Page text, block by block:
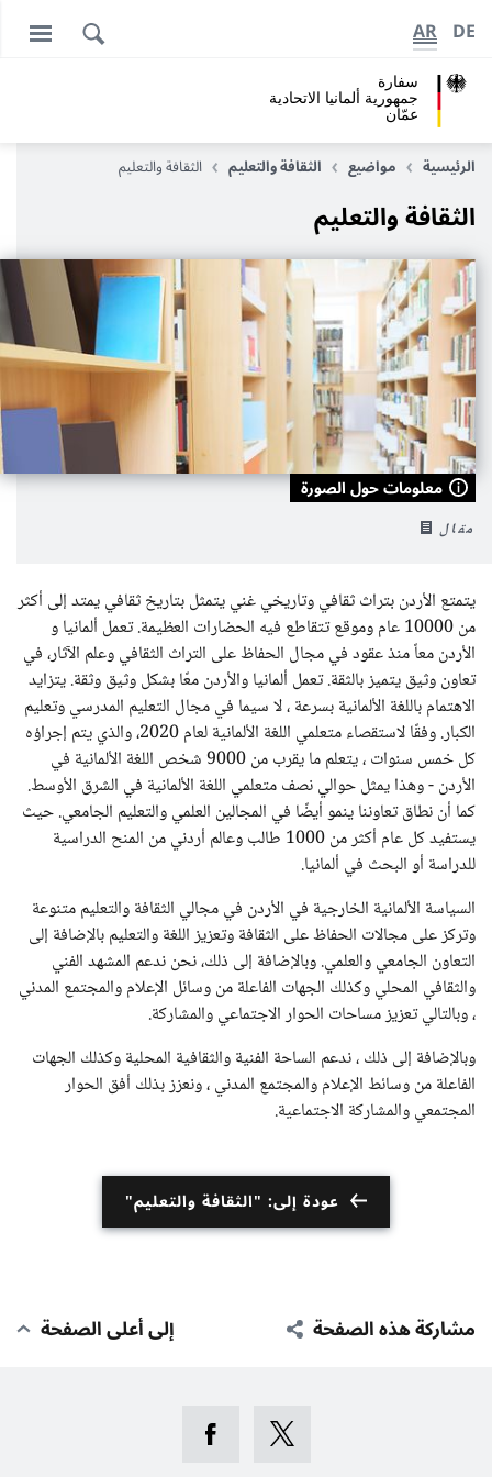
سفارة
جمهورية ألمانيا الاتحادية
عمّان
DE
AR
الرئيسية مواضيع الثقافة والتعليم الثقافة والتعليم
الثقافة والتعليم
معلومات حول الصورة
مقال
يتمتع الأردن بتراث ثقافي وتاريخي غني يتمثل بتاريخ ثقافي يمتد إلى أكثر
من 10000 عام وموقع تتقاطع فيه الحضارات العظيمة. تعمل ألمانيا و
الأردن معاً منذ عقود في مجال الحفاظ على التراث الثقافي وعلم الآثار، في
تعاون وثيق يتميز بالثقة. تعمل ألمانيا والأردن معًا بشكل وثيق وثقة. يتزايد
الاهتمام باللغة الألمانية بسرعة ، لا سيما في مجال التعليم المدرسي وتعليم
الكبار. وفقًا لاستقصاء متعلمي اللغة الألمانية لعام 2020، والذي يتم إجراؤه
كل خمس سنوات ، يتعلم ما يقرب من 9000 شخص اللغة الألمانية في
الأردن - وهذا يمثل حوالي نصف متعلمي اللغة الألمانية في الشرق الأوسط.
كما أن نطاق تعاوننا ينمو أيضًا في المجالين العلمي والتعليم الجامعي. حيث
يستفيد كل عام أكثر من 1000 طالب وعالم أردني من المنح الدراسية
للدراسة أو البحث في ألمانيا.
السياسة الألمانية الخارجية في الأردن في مجالي الثقافة والتعليم متنوعة
وتركز على مجالات الحفاظ على الثقافة وتعزيز اللغة والتعليم بالإضافة إلى
التعاون الجامعي والعلمي. وبالإضافة إلى ذلك، نحن ندعم المشهد الفني
والثقافي المحلي وكذلك الجهات الفاعلة من وسائل الإعلام والمجتمع المدني
، وبالتالي تعزيز مساحات الحوار الاجتماعي والمشاركة.
وبالإضافة إلى ذلك ، ندعم الساحة الفنية والثقافية المحلية وكذلك الجهات
الفاعلة من وسائط الإعلام والمجتمع المدني ، ونعزز بذلك أفق الحوار
المجتمعي والمشاركة الاجتماعية.
عودة إلى: "الثقافة والتعليم"
مشاركة هذه الصفحة إلى أعلى الصفحة